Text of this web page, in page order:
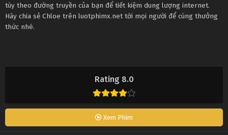
Rating 8.0
Xem Phim
tùy theo đường truyền của bạn để tiết kiệm dung lượng internet.
Hãy chia sẻ Chloe trên luotphimx.net tới mọi người để cùng thưởng
thức nhé.